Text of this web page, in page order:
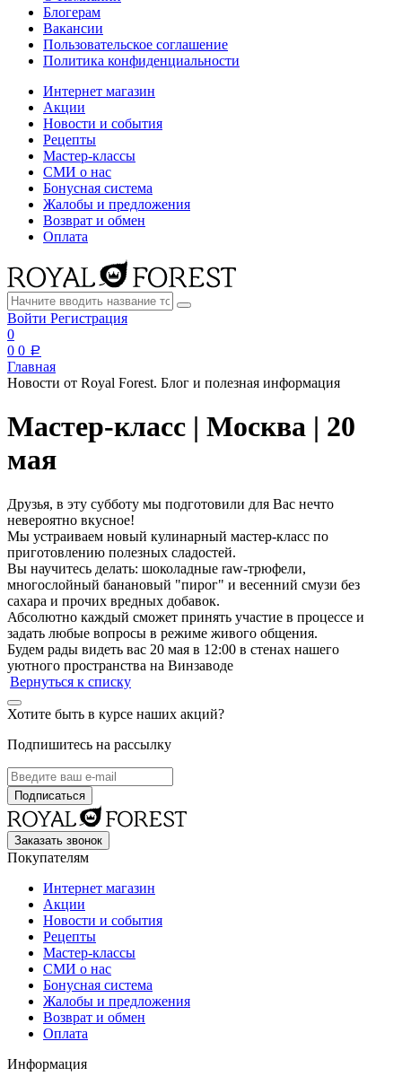
Блогерам
Вакансии
Пользовательское соглашение
Политика конфиденциальности
Интернет магазин
Акции
Новости и события
Рецепты
Мастер-классы
СМИ о нас
Бонусная система
Жалобы и предложения
Возврат и обмен
Оплата
Войти Регистрация
0
0 0 a
Главная
Новости от Royal Forest. Блог и полезная информация
Мастер-класс | Москва | 20
мая
Друзья, в эту субботу мы подготовили для Вас нечто
невероятно вкусное!
Мы устраиваем новый кулинарный мастер-класс по
приготовлению полезных сладостей.
Вы научитесь делать: шоколадные raw-трюфели,
многослойный банановый "пирог" и весенний смузи без
сахара и прочих вредных добавок.
Абсолютно каждый сможет принять участие в процессе и
задать любые вопросы в режиме живого общения.
Будем рады видеть вас 20 мая в 12:00 в стенах нашего
уютного пространства на Винзаводе
Вернуться к списку
Хотите быть в курсе наших акций?
Подпишитесь на рассылку
Заказать звонок
Покупателям
Интернет магазин
Акции
Новости и события
Рецепты
Мастер-классы
СМИ о нас
Бонусная система
Жалобы и предложения
Возврат и обмен
Оплата
Информация